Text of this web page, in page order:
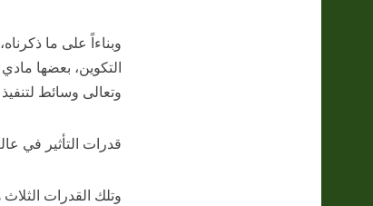
وبناءاً على ما
التكوين، بعضها
وتعالى وسائط
قدرات التأثير في
وتلك القدرات